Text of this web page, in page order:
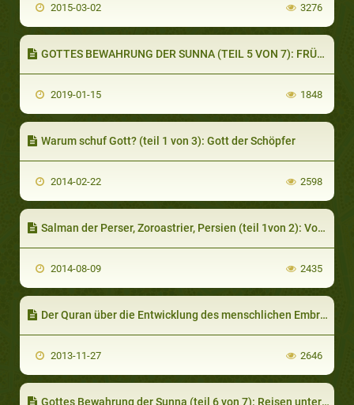
2015-03-02 3276
GOTTES BEWAHRUNG DER SUNNA (TEIL 5 VON 7): FRÜHE HADITHKRITIK UND BEWERTUNG VON ÜBERLIEFERERN
2019-01-15 1848
Warum schuf Gott? (teil 1 von 3): Gott der Schöpfer
2014-02-22 2598
Salman der Perser, Zoroastrier, Persien (teil 1von 2): Vom Zoroastrianismus zum Christentum
2014-08-09 2435
Der Quran über die Entwicklung des menschlichen Embryos
2013-11-27 2646
Gottes Bewahrung der Sunna (teil 6 von 7): Reisen unternehmen, um Hadithe zu erforschen